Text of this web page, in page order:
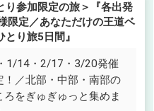
り参加限定の旅＞『各出発
限定／あなただけの王道ベ
とり旅5日間』
1/14・2/17・3/20発催
！／北部・中部・南部の
ろをぎゅぎゅっと集めま